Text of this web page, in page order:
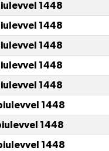
1448
1448
1448
1448
1448
1448
1448
1448